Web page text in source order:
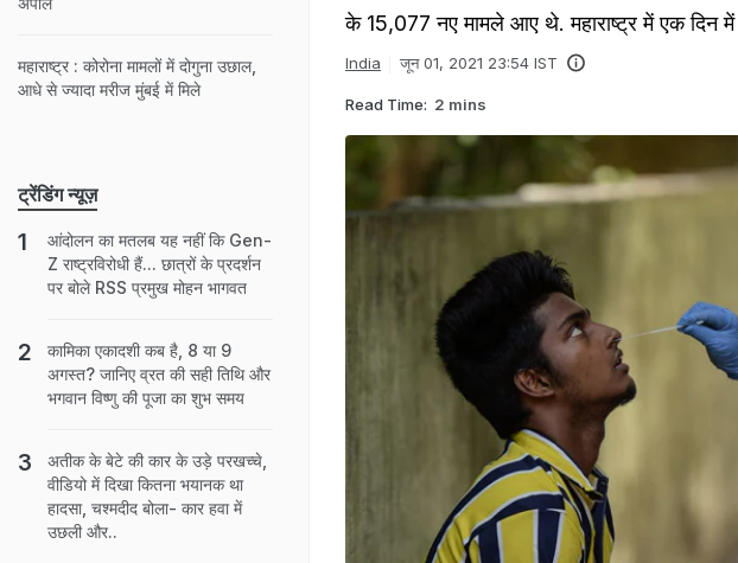
के 15,077 नए मामले आए थे. महाराष्ट्र में एक दिन
India जून 01, 2021 23:54 IST
Read Time: 2 mins
महाराष्ट्र : कोरोना मामलों में दोगुना उछाल,
आधे से ज्यादा मरीज मुंबई में मिले
ट्रेंडिंग न्यूज़
आंदोलन का मतलब यह नहीं कि Gen-
Z राष्ट्रविरोधी हैं... छात्रों के प्रदर्शन
पर बोले RSS प्रमुख मोहन भागवत
कामिका एकादशी कब है, 8 या 9
अगस्त? जानिए व्रत की सही तिथि और
भगवान विष्णु की पूजा का शुभ समय
अतीक के बेटे की कार के उड़े परखच्चे,
वीडियो में दिखा कितना भयानक था
हादसा, चश्मदीद बोला- कार हवा में
उछली और..